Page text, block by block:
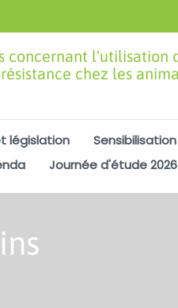
concernant l'utilisation
chez les
législation Sensibilisation
Journée d'étude 2026